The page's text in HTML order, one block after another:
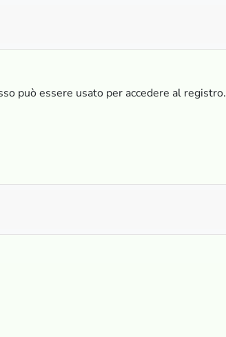
può essere usato per accedere al registro.